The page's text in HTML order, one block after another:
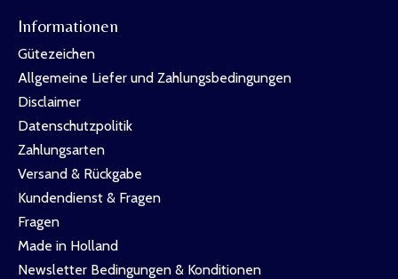
Informationen
Gütezeichen
Allgemeine Liefer und Zahlungsbedingungen
Disclaimer
Datenschutzpolitik
Zahlungsarten
Versand & Rückgabe
Kundendienst & Fragen
Fragen
Made in Holland
Newsletter Bedingungen & Konditionen